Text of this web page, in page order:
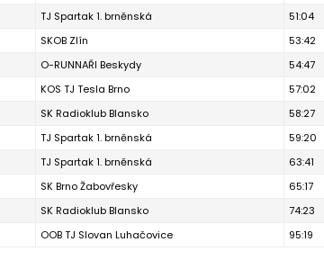
TJ Spartak 1. brněnská 51:04
SKOB Zlín 53:42
O-RUNNAŘI Beskydy 54:47
KOS TJ Tesla Brno 57:02
SK Radioklub Blansko 58:27
TJ Spartak 1. brněnská 59:20
TJ Spartak 1. brněnská 63:41
SK Brno Žabovřesky 65:17
SK Radioklub Blansko 74:23
OOB TJ Slovan Luhačovice 95:19